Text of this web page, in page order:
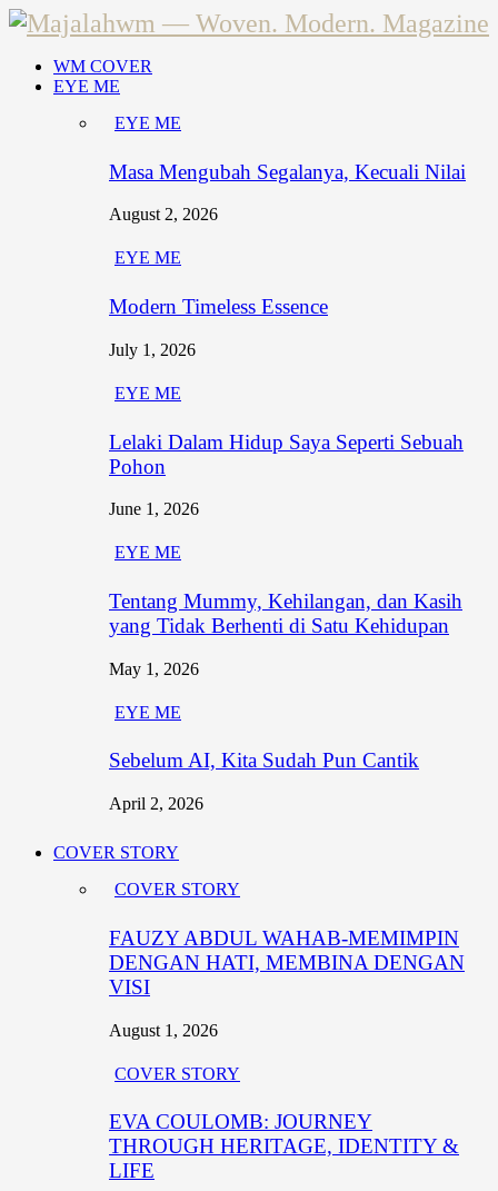
WM COVER
EYE ME
EYE ME
Masa Mengubah Segalanya, Kecuali Nilai
August 2, 2026
EYE ME
Modern Timeless Essence
July 1, 2026
EYE ME
Lelaki Dalam Hidup Saya Seperti Sebuah
Pohon
June 1, 2026
EYE ME
Tentang Mummy, Kehilangan, dan Kasih
yang Tidak Berhenti di Satu Kehidupan
May 1, 2026
EYE ME
Sebelum AI, Kita Sudah Pun Cantik
April 2, 2026
COVER STORY
COVER STORY
FAUZY ABDUL WAHAB-MEMIMPIN
DENGAN HATI, MEMBINA DENGAN
VISI
August 1, 2026
COVER STORY
EVA COULOMB: JOURNEY
THROUGH HERITAGE, IDENTITY &
LIFE